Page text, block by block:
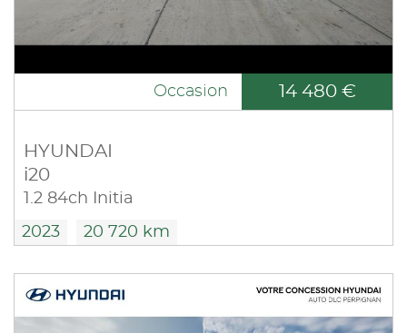
Occasion 14 480 €
HYUNDAI
i20
1.2 84ch Initia
2023 20 720 km